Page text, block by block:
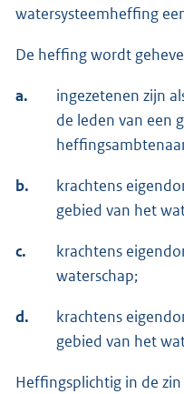
watersysteemheffing
De heffing wordt
a.
ingezetenen zijn
de leden van een
b.
krachtens
gebied van het
c.
krachtens
waterschap;
d.
krachtens
gebied van het
Heffingsplichtig in de